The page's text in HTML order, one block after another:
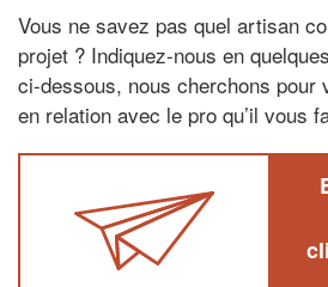
Vous ne savez pas quel artisan
projet ? Indiquez-nous en
ci-dessous, nous cherchons pour
en relation avec le pro qu’il vous